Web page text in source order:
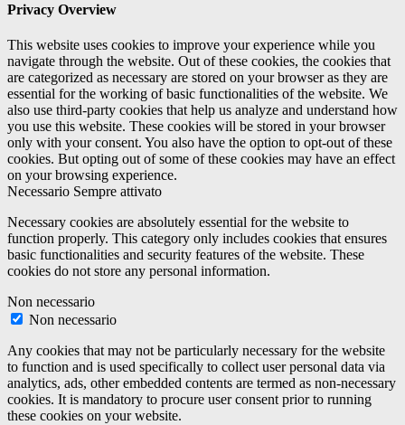
Privacy Overview
This website uses cookies to improve your experience while you
navigate through the website. Out of these cookies, the cookies that
are categorized as necessary are stored on your browser as they are
essential for the working of basic functionalities of the website. We
also use third-party cookies that help us analyze and understand how
you use this website. These cookies will be stored in your browser
only with your consent. You also have the option to opt-out of these
cookies. But opting out of some of these cookies may have an effect
on your browsing experience.
Necessario Sempre attivato
Necessary cookies are absolutely essential for the website to
function properly. This category only includes cookies that ensures
basic functionalities and security features of the website. These
cookies do not store any personal information.
Non necessario
Non necessario
Any cookies that may not be particularly necessary for the website
to function and is used specifically to collect user personal data via
analytics, ads, other embedded contents are termed as non-necessary
cookies. It is mandatory to procure user consent prior to running
these cookies on your website.